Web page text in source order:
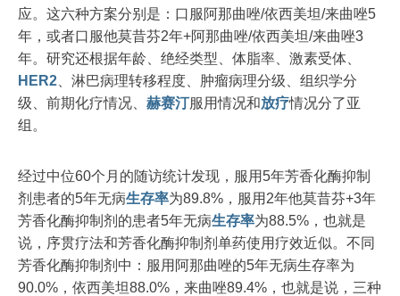
应。这六种方案分别是：口服阿那曲唑/依西美坦/来曲唑5
年，或者口服他莫昔芬2年+阿那曲唑/依西美坦/来曲唑3
年。研究还根据年龄、绝经类型、体脂率、激素受体、
HER2 、淋巴病理转移程度、肿瘤病理分级、组织学分
级、前期化疗情况、 赫赛汀服用情况和放疗情况分了亚
组。
经过中位60个月的随访统计发现，服用5年芳香化酶抑制
剂患者的5年无病生存率为89.8%，服用2年他莫昔芬+3年
芳香化酶抑制剂的患者5年无病生存率为88.5%，也就是
说，序贯疗法和芳香化酶抑制剂单药使用疗效近似。不同
芳香化酶抑制剂中：服用阿那曲唑的5年无病生存率为
90.0%，依西美坦88.0%，来曲唑89.4%，也就是说，三种